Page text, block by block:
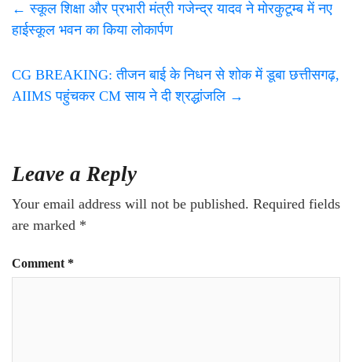
← स्कूल शिक्षा और प्रभारी मंत्री गजेन्द्र यादव ने मोरकुटूम्ब में नए
हाईस्कूल भवन का किया लोकार्पण
CG BREAKING: तीजन बाई के निधन से शोक में डूबा छत्तीसगढ़,
AIIMS पहुंचकर CM साय ने दी श्रद्धांजलि →
Leave a Reply
Your email address will not be published. Required fields
are marked *
Comment *